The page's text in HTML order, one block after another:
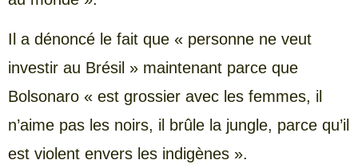
Il a dénoncé le fait que « personne ne veut
investir au Brésil » maintenant parce que
Bolsonaro « est grossier avec les femmes, il
n’aime pas les noirs, il brûle la jungle, parce qu’il
est violent envers les indigènes ».